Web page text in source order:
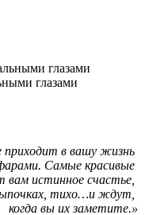
глазами
приходит в вашу жизнь
Самые красивые
истинное счастье,
тихо…и ждут,
когда вы их заметите.»